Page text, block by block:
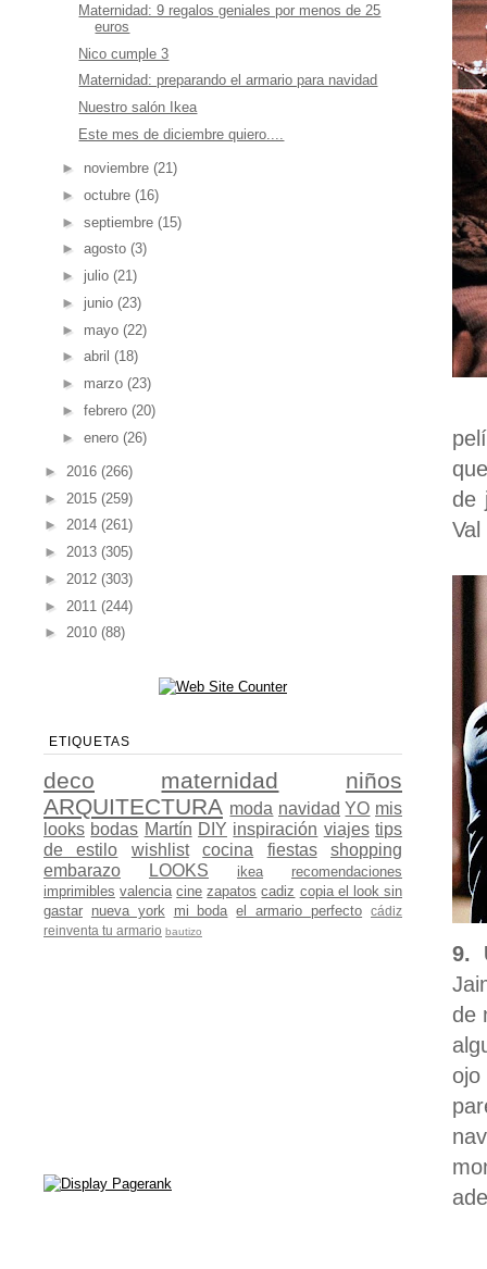
de
9.
de
ojo
Maternidad: 9 regalos geniales por menos de 25
euros
Nico cumple 3
Maternidad: preparando el armario para navidad
Nuestro salón Ikea
Este mes de diciembre quiero....
► noviembre (21)
► octubre (16)
► septiembre (15)
► agosto (3)
► julio (21)
► junio (23)
► mayo (22)
► abril (18)
► marzo (23)
► febrero (20)
► enero (26)
► 2016 (266)
► 2015 (259)
► 2014 (261)
► 2013 (305)
► 2012 (303)
► 2011 (244)
► 2010 (88)
ETIQUETAS
deco maternidad
niños
ARQUITECTURA moda navidad YO mis
looks bodas Martín DIY inspiración viajes tips
de estilo
wishlist cocina fiestas
shopping
embarazo
LOOKS ikea
recomendaciones
imprimibles valencia cine zapatos cadiz copia el look sin
gastar nueva york mi boda el armario perfecto
cádiz
reinventa tu armario bautizo